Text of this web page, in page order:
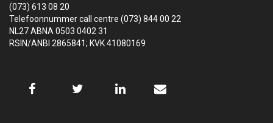
(073) 613 08 20
Telefoonnummer call centre (073) 844 00 22
NL27 ABNA 0503 0402 31
RSIN/ANBI 2865841; KVK 41080169